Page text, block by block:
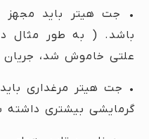
• جت هیتر باید مجهز
باشد. ( به طور مثال
علتی خاموش شد،
• جت هیتر مرغداری
گرمایشی بیشتری داشته